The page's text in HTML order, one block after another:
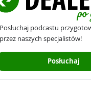
Posłuchaj podcastu
przez naszych specjalistów!
Posłuchaj